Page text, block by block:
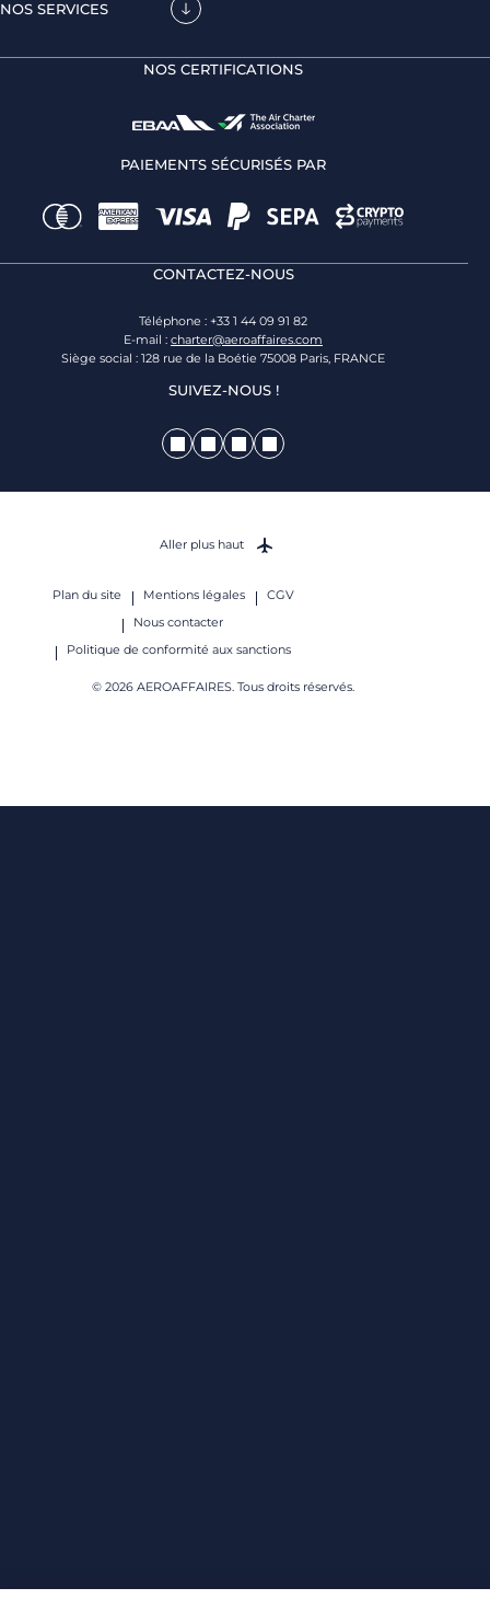
NOS SERVICES
NOS CERTIFICATIONS
PAIEMENTS SÉCURISÉS PAR
CONTACTEZ-NOUS
Téléphone : +33 1 44 09 91 82
E-mail : charter@aeroaffaires.com
Siège social : 128 rue de la Boétie 75008 Paris, FRANCE
SUIVEZ-NOUS !
Plan du site Mentions légales
CGV
Nous contacter
Politique de conformité aux sanctions
© 2026 AEROAFFAIRES. Tous droits réservés.
Aller plus haut